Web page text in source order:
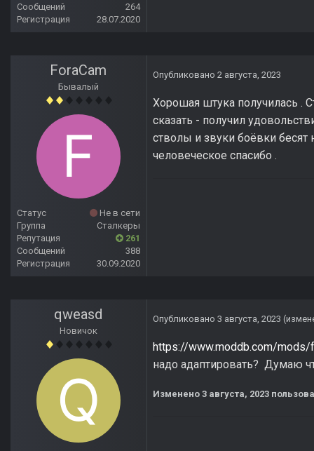
Сообщений
264
Регистрация
28.07.2020
ForaCam
Бывалый
Статус
Не в сети
Группа
Сталкеры
Репутация
261
Сообщений
388
Регистрация
30.09.2020
Опубликовано 2 августа, 2023
Хорошая штука получилась .
сказать - получил
стволы и звуки боёвки
человеческое спасибо .
qweasd
Новичок
Опубликовано 3 августа, 2023
https://www.moddb.com/
надо адаптировать? Думаю
Изменено 3 августа, 2023